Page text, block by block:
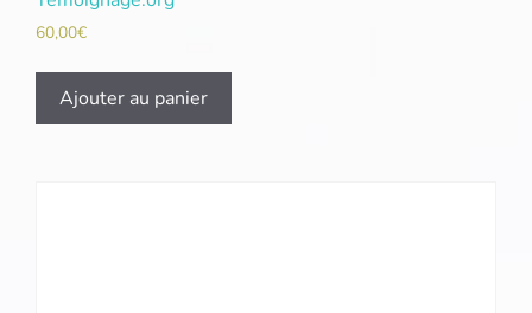
60,00€
Ajouter au panier